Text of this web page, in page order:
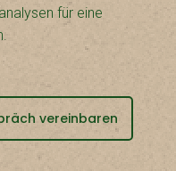
für eine
vereinbaren